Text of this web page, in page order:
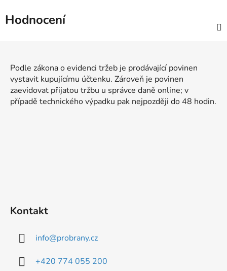
Hodnocení
Podle zákona o evidenci tržeb je prodávající povinen
vystavit kupujícímu účtenku. Zároveň je povinen
zaevidovat přijatou tržbu u správce daně online; v
případě technického výpadku pak nejpozději do 48 hodin.
Kontakt
info@probrany.cz
+420 774 055 200